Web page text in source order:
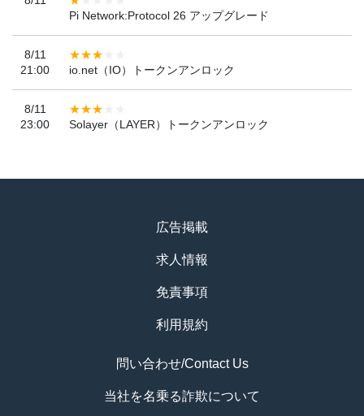
Pi Network:Protocol 26 アップグレード
8/11
21:00
io.net（IO）トークンアンロック
8/11
23:00
Solayer（LAYER）トークンアンロック
広告掲載
求人情報
免責事項
利用規約
問い合わせ/Contact Us
当社を名乗る詐欺について